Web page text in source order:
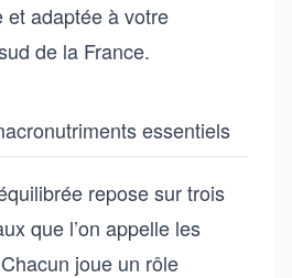
et adaptée à votre
de la France.
essentiels
repose sur trois
que l’on appelle les
joue un rôle